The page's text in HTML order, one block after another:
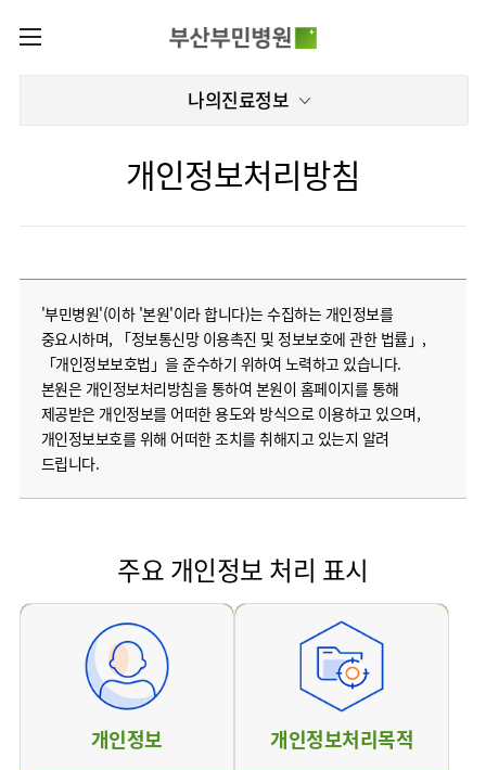
로그인
로봇수술센터
족부·
족관절클리닉
척추센터
척추내시경센터
심뇌혈관센터
뇌신경센터
말초혈관센터
특수소화기클리닉
소화기암센터
인공신장센터
건강증진센터
인터벤션센터
재활운동치료센터
진료과 전체보기
정형외과
신경외과
소화기내과
순환기내과
호흡기내과
소아청소년과
정신건강의학과
비뇨의학과
의료진
진료시간표
외래진료
입원/
퇴원/
병문안
진료협력센터
층별안내
주차시설안내
편의시설
증명서재발급
서식다운로드
비급여진료비
정보
전화번호
병원장인사말
비전과
핵심가치
부민스토리
연혁
조직도
미디어센터
병원소식
언론보도
인재채용
온라인
부민그룹소개
이사장소개
비전과
핵심가치
HSS
얼라이언스
부민그룹소식
KOR
나의진료정보
개인정보처리방침
'부민병원'(이하 '본원'이라 합니다)는 수집하는 개인정보를
중요시하며, 「정보통신망 이용촉진 및 정보보호에 관한 법률」,
「개인정보보호법」을 준수하기 위하여 노력하고 있습니다.
본원은 개인정보처리방침을 통하여 본원이 홈페이지를 통해
제공받은 개인정보를 어떠한 용도와 방식으로 이용하고 있으며,
개인정보보호를 위해 어떠한 조치를 취해지고 있는지 알려
드립니다.
주요 개인정보 처리 표시
개인정보 개인정보처리목적